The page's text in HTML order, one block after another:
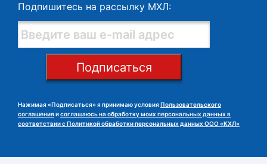
Подпишитесь на рассылку МХЛ:
Подписаться
Нажимая «Подписаться» я принимаю условия Пользовательского
соглашения исоглашаюсь на обработку моих персональных данных в
соответствии с Политикой обработки персональных данных ООО «КХЛ»